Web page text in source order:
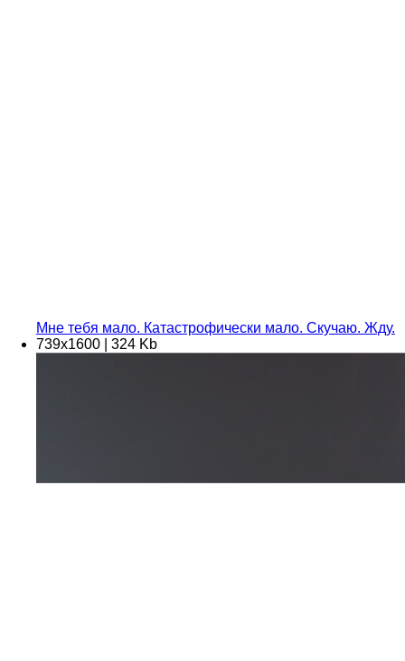
Мне тебя мало. Катастрофически мало. Скучаю. Жду.
739х1600 | 324 Kb